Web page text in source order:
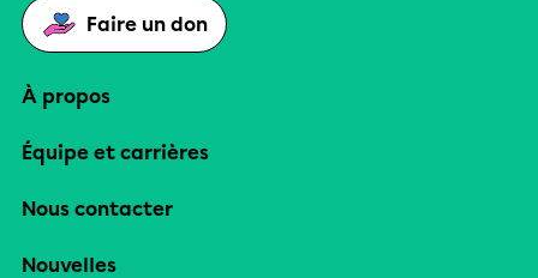
Faire un don
À propos
Équipe et carrières
Nous contacter
Nouvelles